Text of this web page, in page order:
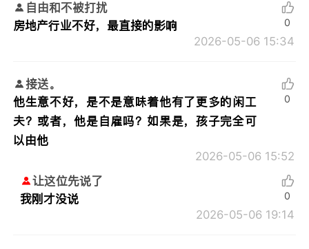
自由和不被打扰
房地产行业不好，最直接的影响
2026-05-06 15:34
0
接送。
他生意不好，是不是意味着他有了更多的闲工
夫？或者，他是自雇吗？如果是，孩子完全可
以由他
2026-05-06 15:52
0
让这位先说了
我刚才没说
2026-05-06 19:14
0